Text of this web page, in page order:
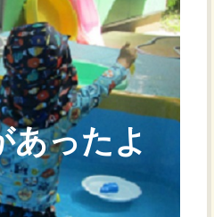
ったよ